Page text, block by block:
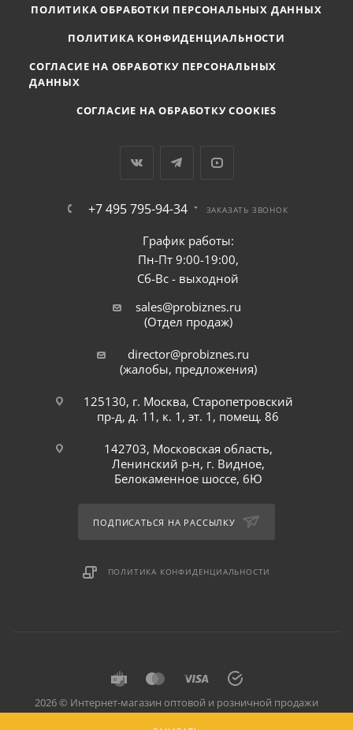
ПОЛИТИКА ОБРАБОТКИ ПЕРСОНАЛЬНЫХ ДАННЫХ
ПОЛИТИКА КОНФИДЕНЦИАЛЬНОСТИ
СОГЛАСИЕ НА ОБРАБОТКУ ПЕРСОНАЛЬНЫХ
ДАННЫХ
СОГЛАСИЕ НА ОБРАБОТКУ COOKIES
+7 495 795-94-34 ЗАКАЗАТЬ ЗВОНОК
График работы:
Пн-Пт 9:00-19:00,
Сб-Вс - выходной
sales@probiznes.ru
(Отдел продаж)
director@probiznes.ru
(жалобы, предложения)
125130, г. Москва, Старопетровский
пр-д, д. 11, к. 1, эт. 1, помещ. 86
142703, Московская область,
Ленинский р-н, г. Видное,
Белокаменное шоссе, 6Ю
ПОДПИСАТЬСЯ НА РАССЫЛКУ
ПОЛИТИКА КОНФИДЕНЦИАЛЬНОСТИ
2026 © Интернет-магазин оптовой и розничной продажи